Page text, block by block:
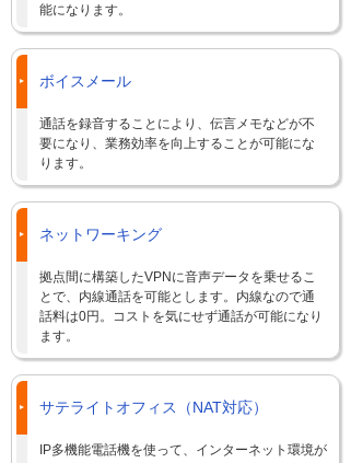
能になります。
ボイスメール
通話を録音することにより、伝言メモなどが不
要になり、業務効率を向上することが可能にな
ります。
ネットワーキング
拠点間に構築したVPNに音声データを乗せるこ
とで、内線通話を可能とします。内線なので通
話料は0円。コストを気にせず通話が可能になり
ます。
サテライトオフィス（NAT対応）
IP多機能電話機を使って、インターネット環境が